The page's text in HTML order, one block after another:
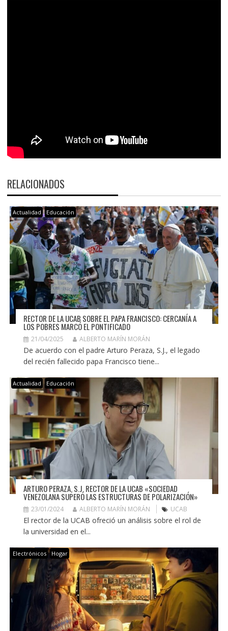
RELACIONADOS
Actualidad Educación
RECTOR DE LA UCAB SOBRE EL PAPA FRANCISCO: CERCANÍA A
LOS POBRES MARCÓ EL PONTIFICADO
21/04/2025 ALBERTO MARÍN MORÁN
De acuerdo con el padre Arturo Peraza, S.J., el legado
del recién fallecido papa Francisco tiene...
Actualidad Educación
ARTURO PERAZA, S.J. RECTOR DE LA UCAB «SOCIEDAD
VENEZOLANA SUPERÓ LAS ESTRUCTURAS DE POLARIZACIÓN»
23/01/2024 ALBERTO MARÍN MORÁN UCAB
El rector de la UCAB ofreció un análisis sobre el rol de
la universidad en el...
Electrónicos Hogar